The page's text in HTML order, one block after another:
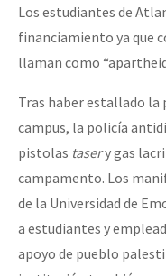
COVID-19
Contacto
Los estudiantes de
financiamiento ya que
llaman como
Tras haber estallado
campus, la policía
pistolas tasery gas
campamento. Los
de la Universidad de
a estudiantes y
apoyo de pueblo